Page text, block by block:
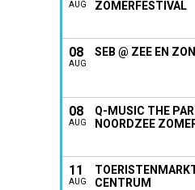
AUG ZOMERFESTIVAL
08
AUG
SEB @ ZEE EN ZON
08
AUG
Q-MUSIC THE
NOORDZEE
11
AUG
CENTRUM